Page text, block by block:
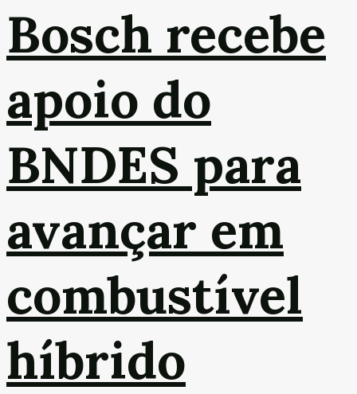
Bosch recebe
apoio do
BNDES para
avançar em
combustível
híbrido